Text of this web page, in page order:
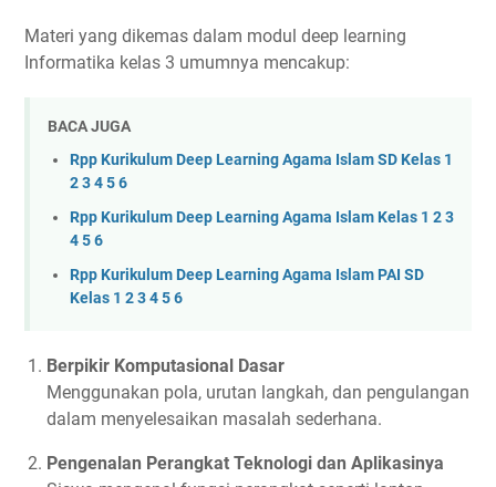
Materi yang dikemas dalam modul deep learning
Informatika kelas 3 umumnya mencakup:
BACA JUGA
Rpp Kurikulum Deep Learning Agama Islam SD Kelas 1
2 3 4 5 6
Rpp Kurikulum Deep Learning Agama Islam Kelas 1 2 3
4 5 6
Rpp Kurikulum Deep Learning Agama Islam PAI SD
Kelas 1 2 3 4 5 6
Berpikir Komputasional Dasar
Menggunakan pola, urutan langkah, dan pengulangan
dalam menyelesaikan masalah sederhana.
Pengenalan Perangkat Teknologi dan Aplikasinya